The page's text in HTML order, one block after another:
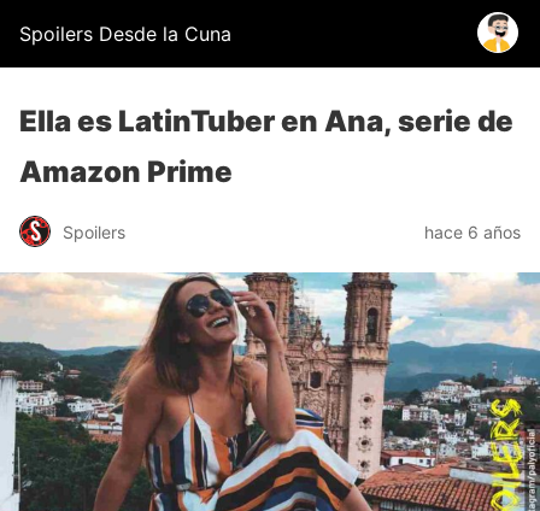
Spoilers Desde la Cuna
Ella es LatinTuber en Ana, serie de
Amazon Prime
Spoilers hace 6 años